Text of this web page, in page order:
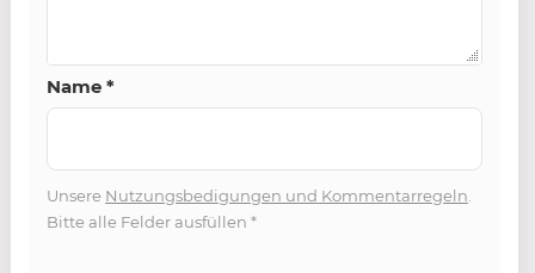
Name *
Unsere Nutzungsbedigungen und Kommentarregeln
Bitte alle Felder ausfüllen *